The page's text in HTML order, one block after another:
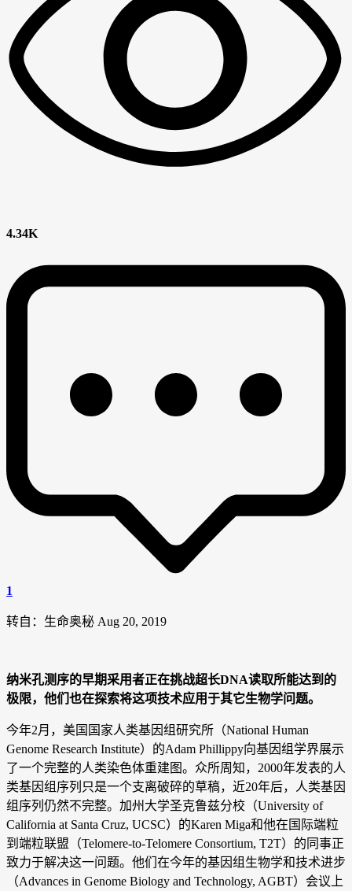
4.34K
1
转自：生命奥秘 Aug 20, 2019
纳米孔测序的早期采用者正在挑战超长DNA读取所能达到的
极限，他们也在探索将这项技术应用于其它生物学问题。
今年2月，美国国家人类基因组研究所（National Human
Genome Research Institute）的Adam Phillippy向基因组学界展示
了一个完整的人类染色体重建图。众所周知，2000年发表的人
类基因组序列只是一个支离破碎的草稿，近20年后，人类基因
组序列仍然不完整。加州大学圣克鲁兹分校（University of
California at Santa Cruz, UCSC）的Karen Miga和他在国际端粒
到端粒联盟（Telomere-to-Telomere Consortium, T2T）的同事正
致力于解决这一问题。他们在今年的基因组生物学和技术进步
（Advances in Genome Biology and Technology, AGBT）会议上